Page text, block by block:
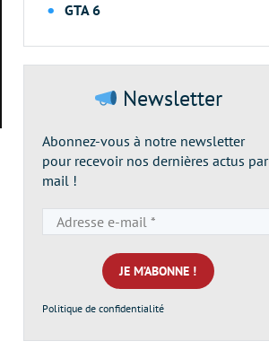
GTA 6
Newsletter
Abonnez-vous à notre newsletter
pour recevoir nos dernières actus par
mail !
e-
mail
*
Politique de confidentialité